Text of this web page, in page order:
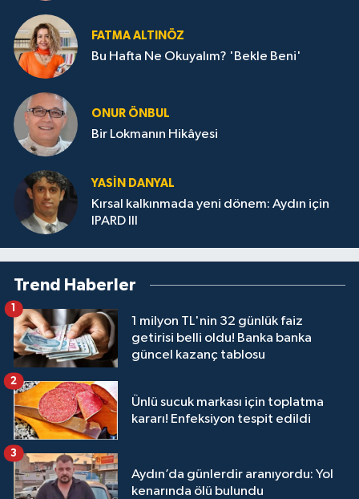
FATMA ALTINÖZ
Bu Hafta Ne Okuyalım? 'Bekle Beni'
ONUR ÖNBUL
Bir Lokmanın Hikâyesi
YASIN DANYAL
Kırsal kalkınmada yeni dönem: Aydın için
IPARD III
Trend Haberler
1 milyon TL'nin 32 günlük faiz
getirisi belli oldu! Banka banka
güncel kazanç tablosu
1
Ünlü sucuk markası için toplatma
kararı! Enfeksiyon tespit edildi
2
Aydın’da günlerdir aranıyordu: Yol
kenarında ölü bulundu
3